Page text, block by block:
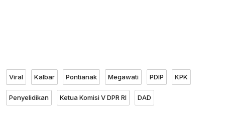
Viral Kalbar Pontianak Megawati PDIP KPK
Penyelidikan Ketua Komisi V DPR RI DAD